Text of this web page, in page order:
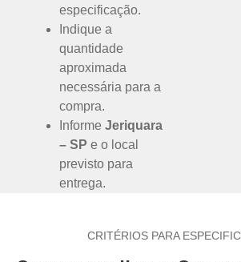
especificação.
Indique a
quantidade
aproximada
necessária para a
compra.
Informe Jeriquara
– SP e o local
previsto para
entrega.
CRITÉRIOS PARA